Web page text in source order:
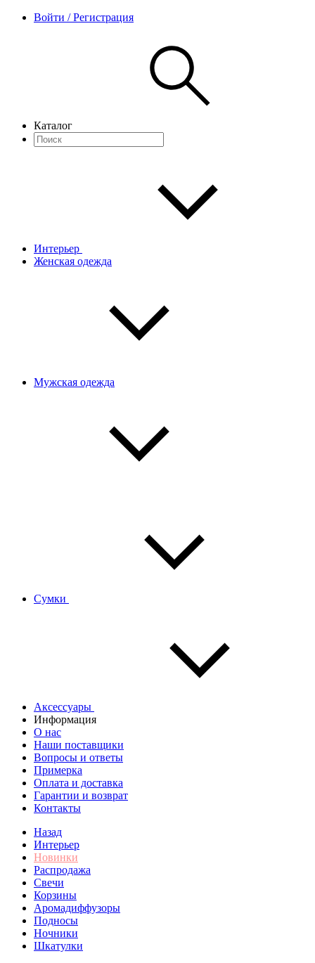
Войти / Регистрация
Каталог
Интерьер
Женская одежда
Мужская одежда
Сумки
Аксессуары
Информация
О нас
Наши поставщики
Вопросы и ответы
Примерка
Оплата и доставка
Гарантии и возврат
Контакты
Назад
Интерьер
Новинки
Распродажа
Свечи
Корзины
Аромадиффузоры
Подносы
Ночники
Шкатулки